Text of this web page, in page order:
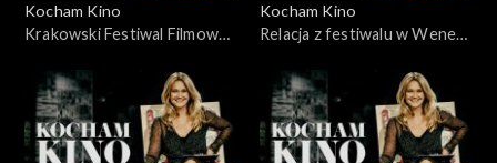
Kocham Kino
Krakowski Festiwal Filmowy
Kocham Kino
Relacja z festiwalu w Wenecji